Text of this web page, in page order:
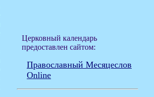
Церковный календарь
предоставлен сайтом:
Православный Месяцеслов
Online